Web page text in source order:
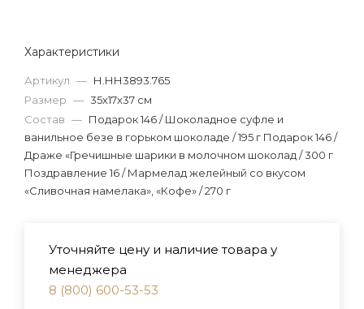
Характеристики
Артикул — Н.НН3893.765
Размер — 35х17х37 см
Состав — Подарок 146 / Шоколадное суфле и
ванильное безе в горьком шоколаде / 195 г Подарок 146 /
Драже «Гречишные шарики в молочном шоколад / 300 г
Поздравление 16 / Мармелад желейный со вкусом
«Сливочная намелака», «Кофе» / 270 г
Уточняйте цену и наличие товара у
менеджера
8 (800) 600-53-53